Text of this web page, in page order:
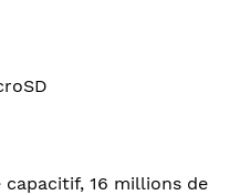
capacitif, 16 millions de